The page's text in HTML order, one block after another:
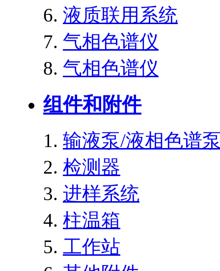
液质联用系统
气相色谱仪
气相色谱仪
组件和附件
输液泵/液相色谱
检测器
进样系统
柱温箱
工作站